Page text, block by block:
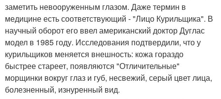
заметить невооруженным глазом. Даже термин в
медицине есть соответствующий - "Лицо Курильщика". В
научный оборот его ввел американский доктор Дуглас
модел в 1985 году. Исследования подтвердили, что у
курильщиков меняется внешность: кожа гораздо
быстрее стареет, появляются "Отличительные"
морщинки вокруг глаз и губ, несвежий, серый цвет лица,
болезненный, изнуренный вид.